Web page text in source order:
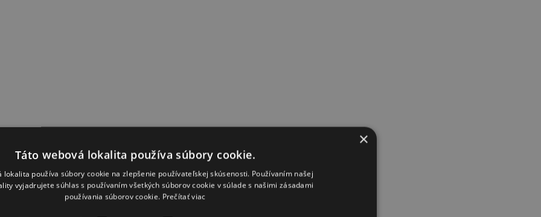
×
Táto webová lokalita používa súbory cookie.
lokalita používa súbory cookie na zlepšenie používateľskej skúsenosti. Používaním našej
vyjadrujete súhlas s používaním všetkých súborov cookie v súlade s našimi zásadami
používania súborov cookie. Prečítať viac